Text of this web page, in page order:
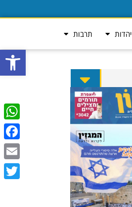
פתח
יהדות תרבות
Email